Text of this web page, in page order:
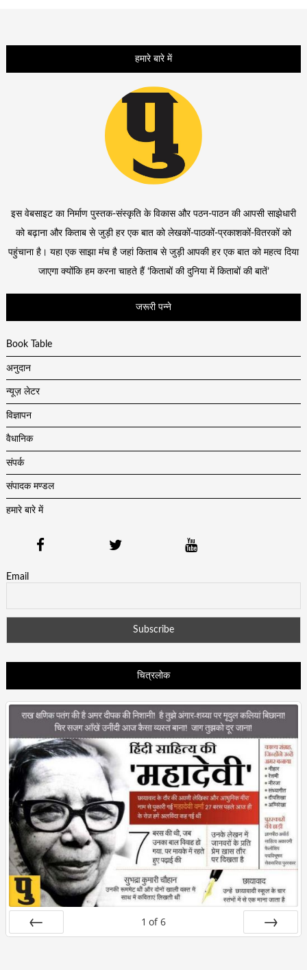
हमारे बारे में
इस वेबसाइट का निर्माण पुस्तक-संस्कृति के विकास और पठन-पाठन की आपसी साझेधारी
को बढ़ाना और किताब से जुड़ी हर एक बात को लेखकों-पाठकों-प्रकाशकों-वितरकों को
पहुंचाना है। यहा एक साझा मंच है जहां किताब से जुड़ी आपकी हर एक बात को महत्व दिया
जाएगा क्योंकि हम करना चाहते हैं ‘किताबों की दुनिया में किताबों की बातें’
जरूरी पन्ने
Book Table
अनुदान
न्यूज़ लेटर
विज्ञापन
वैधानिक
संपर्क
संपादक मण्डल
हमारे बारे में
Email
चित्रलोक
1 of 6